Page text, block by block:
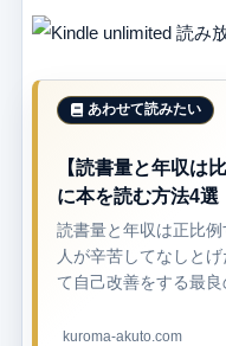
【読書量と年収は
に本を読む方法4選
読書量と年収は正比
人が辛苦してなしと
て自己改善をする最
を読みますか？」 もし
kuroma-akuto.com